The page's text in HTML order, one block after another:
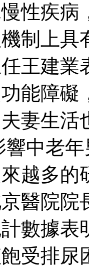
性疾病
制上
王建業
能障
妻生
中老
越多的
醫院院
數據表
受排尿